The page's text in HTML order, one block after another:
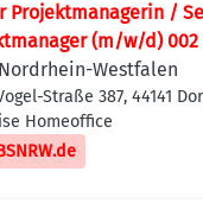
Projektmanagerin /
(m/w/d) 002
Westfalen
Straße 387, 44141
Homeoffice